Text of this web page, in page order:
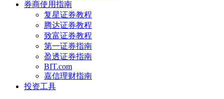
券商使用指南
复星证券教程
腾达证券教程
致富证券教程
第一证券指南
盈透证券指南
BIT.com
嘉信理财指南
投资工具